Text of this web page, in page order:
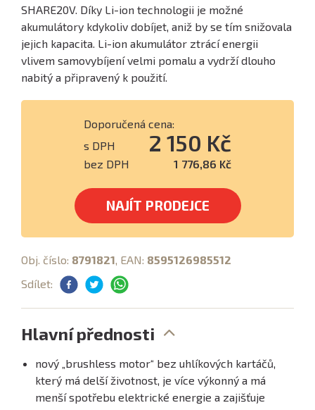
SHARE20V. Díky Li-ion technologii je možné
akumulátory kdykoliv dobíjet, aniž by se tím snižovala
jejich kapacita. Li-ion akumulátor ztrácí energii
vlivem samovybíjení velmi pomalu a vydrží dlouho
nabitý a připravený k použití.
Doporučená cena:
s DPH
2 150 Kč
bez DPH 1 776,86 Kč
NAJÍT PRODEJCE
Obj. číslo: 8791821, EAN: 8595126985512
Sdílet:
Hlavní přednosti
nový „brushless motor“ bez uhlíkových kartáčů,
který má delší životnost, je více výkonný a má
menší spotřebu elektrické energie a zajišťuje